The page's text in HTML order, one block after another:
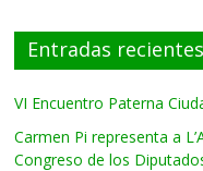
Entradas recientes
VI Encuentro Paterna
Carmen Pi representa a
Congreso de los